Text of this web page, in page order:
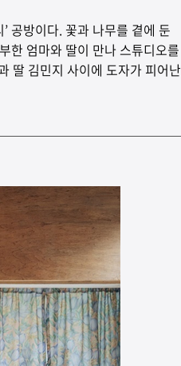
공방이다. 꽃과 나무를 곁에 둔
한 엄마와 딸이 만나 스튜디오를
딸 김민지 사이에 도자가 피어난